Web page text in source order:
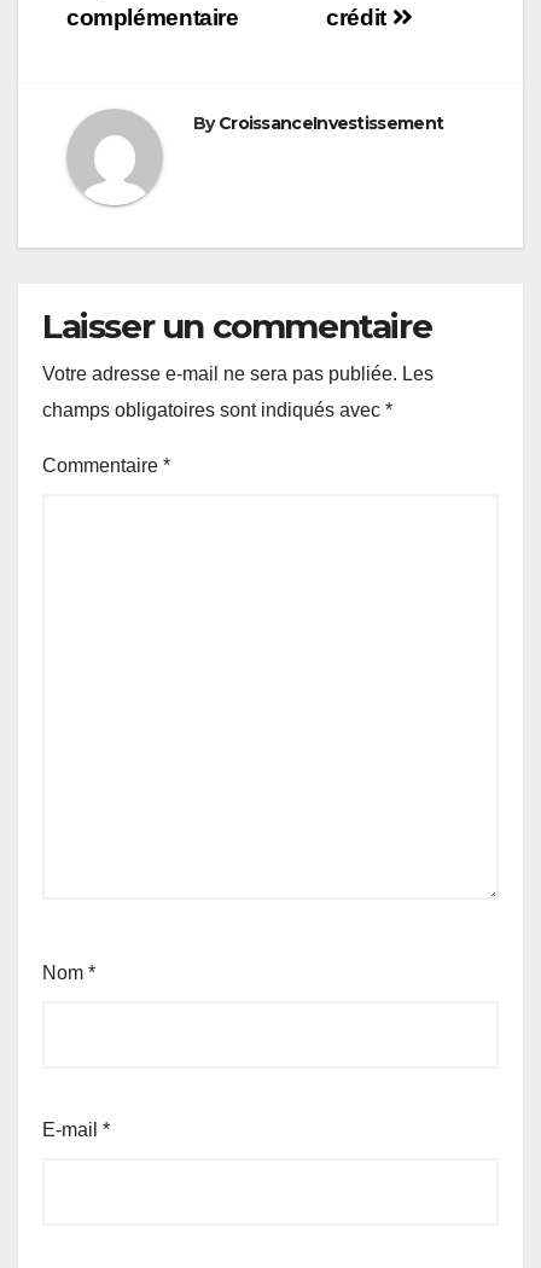
crédit
complémentaire
ByCroissanceInvestissement
Laisser un commentaire
Votre adresse e-mail ne sera pas publiée. Les
champs obligatoires sont indiqués avec *
Commentaire *
Nom *
E-mail *